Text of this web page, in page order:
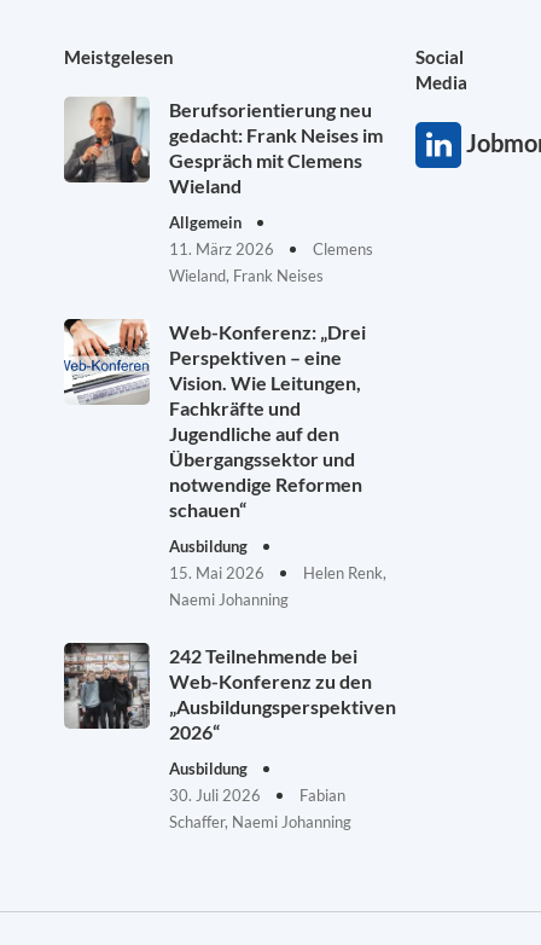
Meistgelesen
Berufsorientierung neu
gedacht: Frank Neises im
Gespräch mit Clemens
Wieland
Allgemein
11. März 2026
Clemens
Wieland, Frank Neises
Web-Konferenz: „Drei
Perspektiven – eine
Vision. Wie Leitungen,
Fachkräfte und
Jugendliche auf den
Übergangssektor und
notwendige Reformen
schauen“
Ausbildung
15. Mai 2026
Helen Renk,
Naemi Johanning
242 Teilnehmende bei
Web-Konferenz zu den
„Ausbildungsperspektiven
2026“
Ausbildung
30. Juli 2026
Fabian
Schaffer, Naemi Johanning
Social
Media